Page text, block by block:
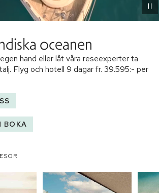
oceanen
hand eller låt våra reseexperter ta
Flyg och hotell 9 dagarfr. 39.595:- per
BOKA